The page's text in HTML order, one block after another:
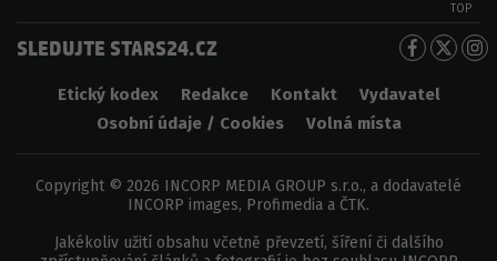
TOP
SLEDUJTE STARS24.CZ
Etický kodex Redakce Kontakt
Vydavatel
Osobní údaje / Cookies
Volná místa
Copyright © 2026 INCORP MEDIA GROUP s.r.o., a dodavatelé
INCORP images, Profimedia a ČTK.
Jakékoliv užití obsahu včetně převzetí, šíření či dalšího